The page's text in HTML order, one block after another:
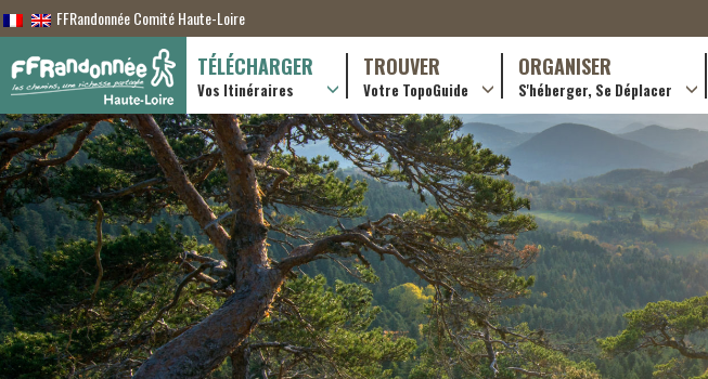
FFRandonnée Comité Haute-Loire
TÉLÉCHARGER
Vos Itinéraires
TROUVER
Votre TopoGuide
Randonnées itinerantes (GR)
Randonnées à la journée (PR)
Boutique en ligne
Pratique & conseils
ORGANISER
S'héberger, Se Déplacer
Hôtellerie
Gîtes et chambres d’hôtes
Campings
Restaurants
Transporteurs & services